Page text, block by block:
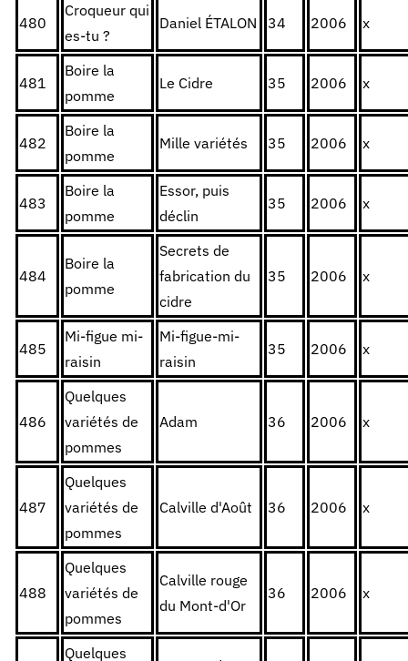
480
Croqueur qui
es-tu ?
Daniel ÉTALON 34 2006 x
481
Boire la
pomme
Le Cidre 35 2006 x
482
Boire la
pomme
Mille variétés 35 2006 x
483
Boire la
pomme
Essor, puis
déclin
35 2006 x
484
Boire la
pomme
Secrets de
fabrication du
cidre
35 2006 x
485
Mi-figue mi-
raisin
Mi-figue-mi-
raisin
35 2006 x
486
Quelques
variétés de
pommes
Adam 36 2006 x
487
Quelques
variétés de
pommes
Calville d'Août 36 2006 x
488
Quelques
variétés de
pommes
Calville rouge
du Mont-d'Or
36 2006 x
Quelques